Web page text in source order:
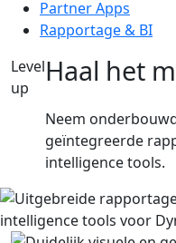
Partner Apps
Rapportage & BI
Level
up
Haal het
Neem
geïntegreerde
intelligence tools.